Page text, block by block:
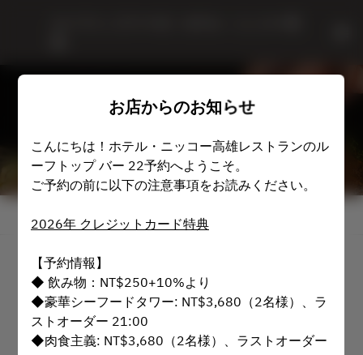
お店からのお知らせを表示
ルーフトップバー22
2名
8月10日 (月)
お店からのお知らせ
こんにちは！ホテル・ニッコー高雄レストランのル
ーフトップ バー 22予約へようこそ。
ご予約の前に以下の注意事項をお読みください。
2026年 クレジットカード特典
【予約情報】
◆ 飲み物：NT$250+10%より
◆豪華シーフードタワー: NT$3,680（2名様）、ラ
ストオーダー 21:00
◆肉食主義: NT$3,680（2名様）、ラストオーダー